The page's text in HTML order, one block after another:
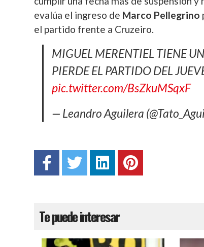
evalúa el ingreso de Marco Pellegrino
el partido frente a Cruzeiro.
MIGUEL MERENTIEL TIENE
PIERDE EL PARTIDO DEL
pic.twitter.com/BsZkuMSqxF
— Leandro Aguilera
Te puede interesar